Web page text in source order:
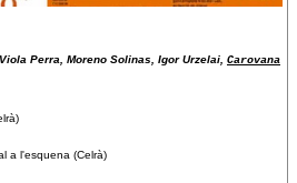
Perra, Moreno Solinas, Igor Urzelai, Carovana
a l'esquena (Celrà)